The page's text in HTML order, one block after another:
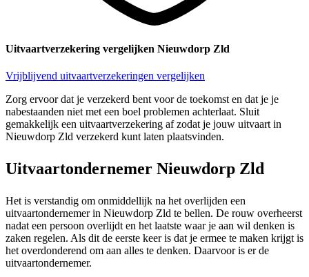
Uitvaartverzekering vergelijken Nieuwdorp Zld
Vrijblijvend uitvaartverzekeringen vergelijken
Zorg ervoor dat je verzekerd bent voor de toekomst en dat je je
nabestaanden niet met een boel problemen achterlaat. Sluit
gemakkelijk een uitvaartverzekering af zodat je jouw uitvaart in
Nieuwdorp Zld verzekerd kunt laten plaatsvinden.
Uitvaartondernemer Nieuwdorp Zld
Het is verstandig om onmiddellijk na het overlijden een
uitvaartondernemer in Nieuwdorp Zld te bellen. De rouw overheerst
nadat een persoon overlijdt en het laatste waar je aan wil denken is
zaken regelen. Als dit de eerste keer is dat je ermee te maken krijgt is
het overdonderend om aan alles te denken. Daarvoor is er de
uitvaartondernemer.